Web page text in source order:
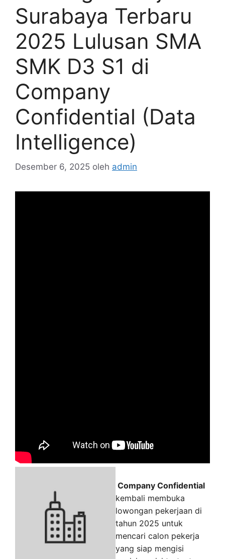
Surabaya Terbaru
2025 Lulusan SMA
SMK D3 S1 di
Company
Confidential (Data
Intelligence)
Desember 6, 2025 oleh admin
Company Confidential
kembali membuka
lowongan pekerjaan di
tahun 2025 untuk
mencari calon pekerja
yang siap mengisi